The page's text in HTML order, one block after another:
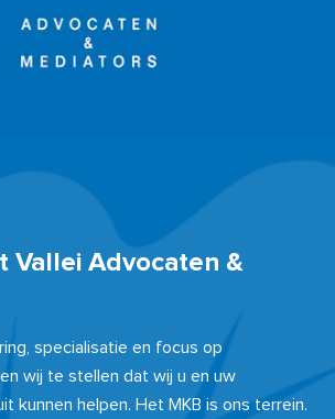
Vallei Advocaten &
specialisatie en focus op
wij te stellen dat wij u en uw
kunnen helpen. Het MKB is ons terrein.